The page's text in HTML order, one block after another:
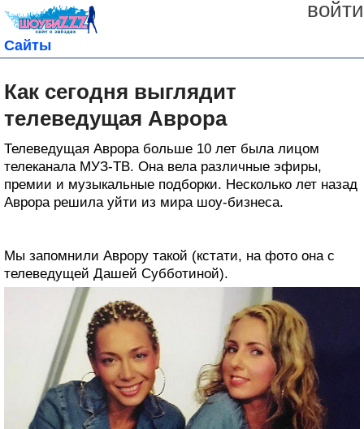
войти
Сайты
Как сегодня выглядит
телеведущая Аврора
Телеведущая Аврора больше 10 лет была лицом
телеканала МУЗ-ТВ. Она вела различные эфиры,
премии и музыкальные подборки. Несколько лет назад
Аврора решила уйти из мира шоу-бизнеса.
Мы запомнили Аврору такой (кстати, на фото она с
телеведущей Дашей Субботиной).